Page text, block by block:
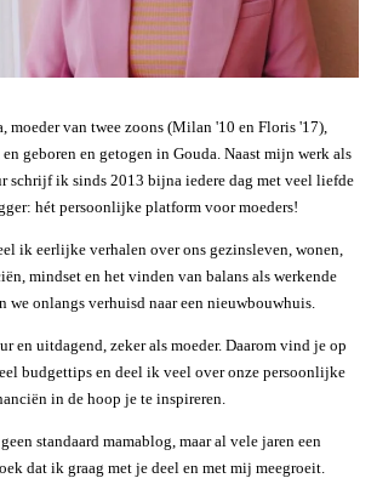
moeder van twee zoons (Milan '10 en Floris '17),
geboren en getogen in Gouda. Naast mijn werk als
schrijf ik sinds 2013 bijna iedere dag met veel liefde
hét persoonlijke platform voor moeders!
ik eerlijke verhalen over ons gezinsleven, wonen,
mindset en het vinden van balans als werkende
we onlangs verhuisd naar een nieuwbouwhuis.
en uitdagend, zeker als moeder. Daarom vind je op
budgettips en deel ik veel over onze persoonlijke
in de hoop je te inspireren.
standaard mamablog, maar al vele jaren een
dat ik graag met je deel en met mij meegroeit.